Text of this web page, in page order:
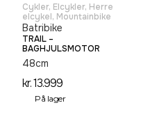
Cykler, Elcykler, Herre
elcykel, Mountainbike
Batribike
TRAIL –
BAGHJULSMOTOR
48cm
kr.13.999
På lager